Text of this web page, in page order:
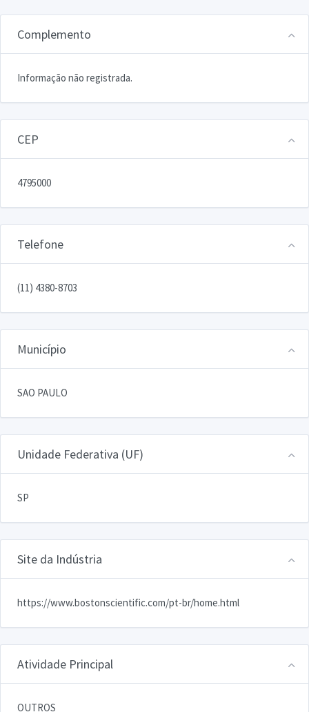
Complemento
Informação não registrada.
CEP
4795000
Telefone
(11) 4380-8703
Município
SAO PAULO
Unidade Federativa (UF)
SP
Site da Indústria
https://www.bostonscientific.com/pt-br/home.html
Atividade Principal
OUTROS